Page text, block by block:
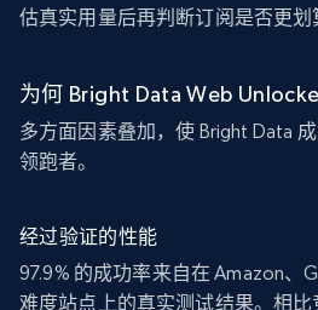
估真实用量后再判断订阅是否更划
为何 Bright Data Web
多方面因素叠加，使 Bright Data
领跑者。
经过验证的性能
97.9% 的成功率来自在 Amazon、
难度站点上的真实测试结果。相比